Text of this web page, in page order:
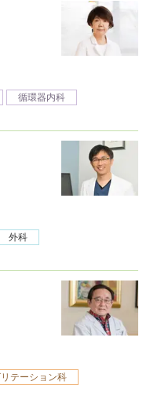
循環器内科
外科
テーション科